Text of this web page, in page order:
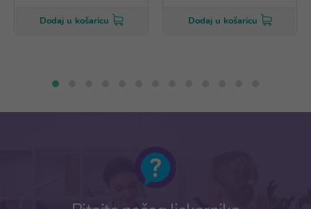
Dodaj u košaricu Dodaj u košaricu